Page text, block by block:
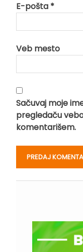
E-pošta *
Veb mesto
Sačuvaj moje
pregledaču
komentarišem.